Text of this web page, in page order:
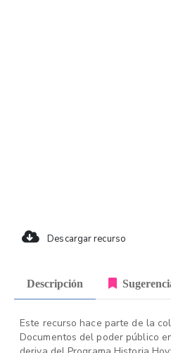
Descargar recurso
Descripción
Este recurso hace parte de la
Documentos del poder público